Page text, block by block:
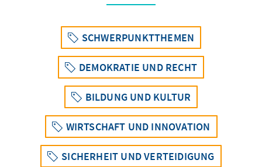
SCHWERPUNKTTHEMEN
DEMOKRATIE UND RECHT
BILDUNG UND KULTUR
WIRTSCHAFT UND INNOVATION
SICHERHEIT UND VERTEIDIGUNG